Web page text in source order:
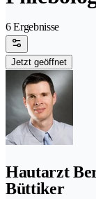
6 Ergebnisse
Jetzt geöffnet
Hautarzt
Büttiker